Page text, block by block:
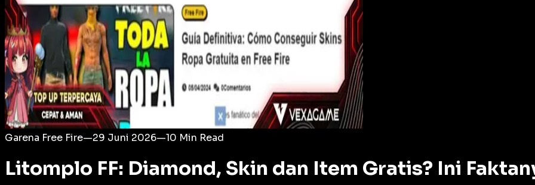
Garena Free Fire—29 Juni 2026—10 Min Read
Litomplo FF: Diamond, Skin dan Item Gratis? Ini